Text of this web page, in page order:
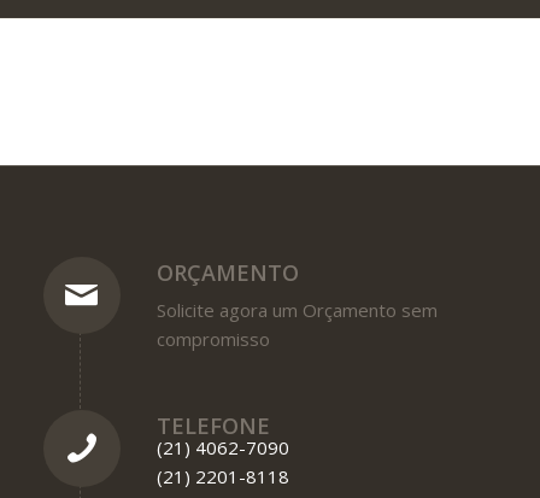
ORÇAMENTO
Solicite agora um Orçamento sem
compromisso
TELEFONE
(21) 4062-7090
(21) 2201-8118